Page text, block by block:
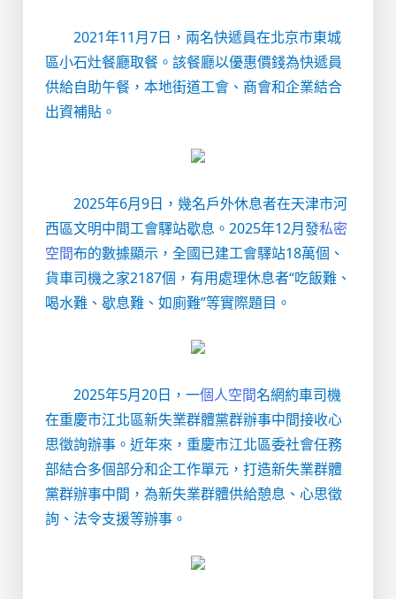
2021年11月7日，兩名快遞員在北京市東城
區小石灶餐廳取餐。該餐廳以優惠價錢為快遞員
供給自助午餐，本地街道工會、商會和企業結合
出資補貼。
2025年6月9日，幾名戶外休息者在天津市河
西區文明中間工會驛站歇息。2025年12月發私密
空間布的數據顯示，全國已建工會驛站18萬個、
貨車司機之家2187個，有用處理休息者“吃飯難、
喝水難、歇息難、如廁難”等實際題目。
2025年5月20日，一個人空間名網約車司機
在重慶市江北區新失業群體黨群辦事中間接收心
思徵詢辦事。近年來，重慶市江北區委社會任務
部結合多個部分和企工作單元，打造新失業群體
黨群辦事中間，為新失業群體供給憩息、心思徵
詢、法令支援等辦事。